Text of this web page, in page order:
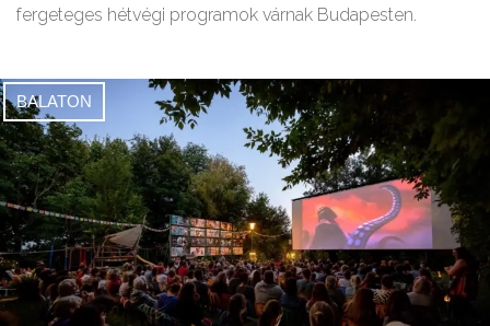
fergeteges hétvégi programok várnak Budapesten.
BALATON